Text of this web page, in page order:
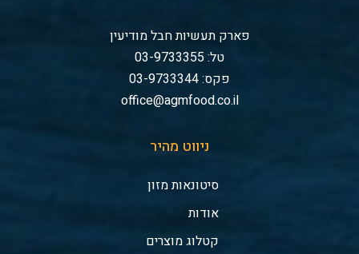
פארק תעשיות חבל מודיעין
טל: 03-9733355
פקס: 03-9733344
office@agmfood.co.il
ניווט מהיר
סיטונאות מזון
אודות
קטלוג מוצרים